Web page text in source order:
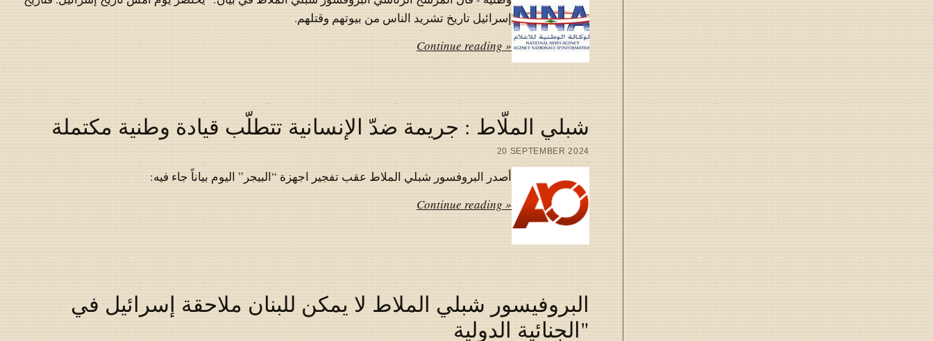
إسرائيل تاريخ تشريد الناس من بيوتهم وقتلهم.
Continue reading »
شبلي الملّاط : جريمة ضدّ الإنسانية تتطلّب قيادة وطنية مكتملة
20 SEPTEMBER 2024
أصدر البروفسور شبلي الملاط عقب تفجير اجهزة “البيجر” اليوم بياناً جاء فيه:
Continue reading »
البروفيسور شبلي الملاط لا يمكن للبنان ملاحقة إسرائيل في
"الجنائية الدولية